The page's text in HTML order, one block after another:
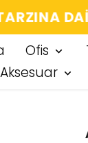
KÜÇÜK
Ofis
Aksesuar